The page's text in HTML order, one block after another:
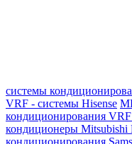
системы
VRF - системы Hisense
кондиционирования
кондиционеры Mitsubishi
кондиционирования